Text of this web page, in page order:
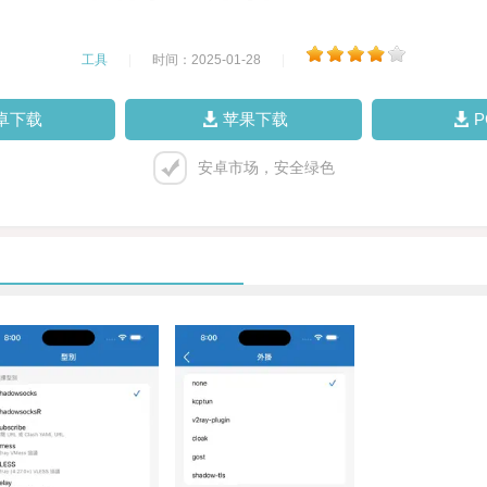
工具 时间：2025-01-28
下载 苹果下载
安卓市场，安全绿色